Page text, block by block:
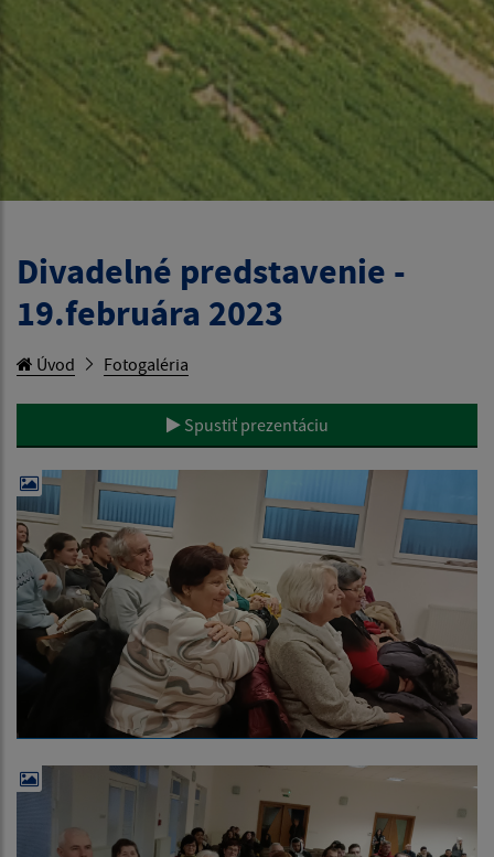
Divadelné predstavenie -
19.februára 2023
Úvod Fotogaléria
Spustiť prezentáciu